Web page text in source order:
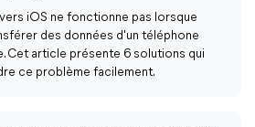
iOS ne fonctionne pas lorsque
des données d'un téléphone
Cet article présente 6 solutions qui
ce problème facilement.